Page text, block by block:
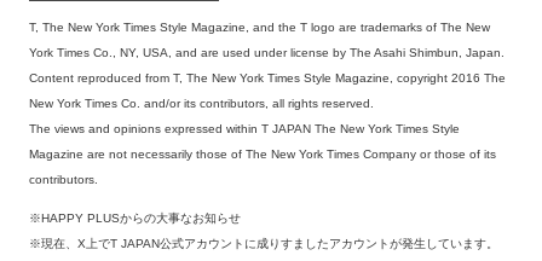
T, The New York Times Style Magazine, and the T logo are trademarks of The New
York Times Co., NY, USA, and are used under license by The Asahi Shimbun, Japan.
Content reproduced from T, The New York Times Style Magazine, copyright 2016 The
New York Times Co. and/or its contributors, all rights reserved.
The views and opinions expressed within T JAPAN The New York Times Style
Magazine are not necessarily those of The New York Times Company or those of its
contributors.
※HAPPY PLUSからの大事なお知らせ
※現在、X上でT JAPAN公式アカウントに成りすましたアカウントが発生しています。